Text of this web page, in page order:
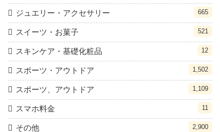
ジュエリー・アクセサリー 665
スイーツ・お菓子 521
スキンケア・基礎化粧品 12
スポーツ・アウトドア 1,502
スポーツ、アウトドア 1,109
スマホ料金 11
その他 2,900